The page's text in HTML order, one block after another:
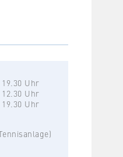
19.30 Uhr
Uhr
19.30 Uhr